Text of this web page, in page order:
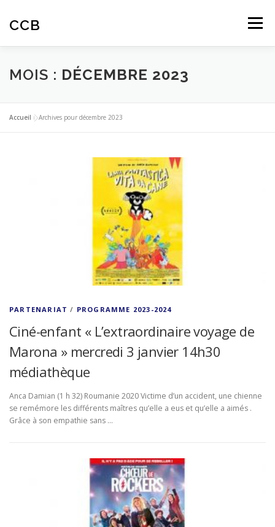
contenu
CCB Menu
ACTUALITES CINÉ-CLUB AUTOMNALES
ARTICLES AVIS SPECTATEURS
MOIS : DÉCEMBRE 2023
Accueil »Archives pour décembre 2023
PARTENARIAT / PROGRAMME 2023-2024
Ciné-enfant « L’extraordinaire voyage de
Marona » mercredi 3 janvier 14h30
médiathèque
Anca Damian (1 h 32) Roumanie 2020 Victime d’un accident, une chienne
se remémore les différents maîtres qu’elle a eus et qu’elle a aimés .
Grâce à son empathie sans …